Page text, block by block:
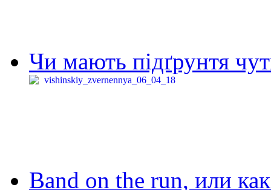
Чи мають підґрунтя
Band on the run, или